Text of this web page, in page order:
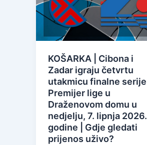
KOŠARKA | Cibona i
Zadar igraju četvrtu
utakmicu finalne serije
Premijer lige u
Draženovom domu u
nedjelju, 7. lipnja 2026.
godine | Gdje gledati
prijenos uživo?